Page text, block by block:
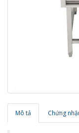
Mô tả Chứng